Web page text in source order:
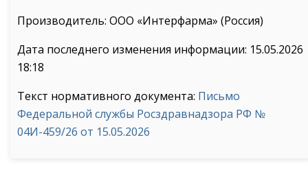
Производитель: ООО «Интерфарма» (Россия)
Дата последнего изменения информации: 15.05.2026
18:18
Текст нормативного документа: Письмо
Федеральной службы Росздравнадзора РФ №
04И-459/26 от 15.05.2026